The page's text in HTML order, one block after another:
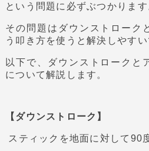
という問題に必ずぶつかります
その問題はダウンストローク
う叩き方を使うと解決しやすい
以下で、ダウンストロークと
について解説します。
【ダウンストローク】
スティックを地面に対して90